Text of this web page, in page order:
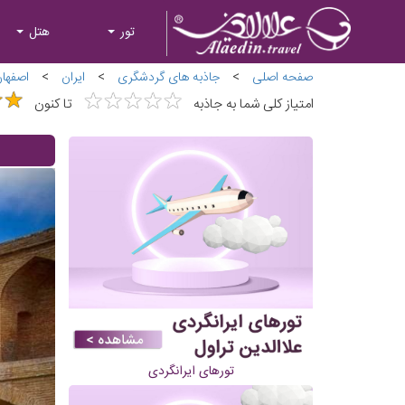
تور هتل
صفحه اصلی > جاذبه های گردشگری > ایران >
امتیاز کلی شما به جاذبه ★★★★★
★★★★★ تا کنون ★
★
تورهای ایرانگردی